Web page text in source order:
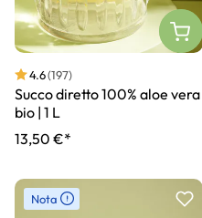
4.6(197)
Succo diretto 100% aloe vera
bio | 1 L
13,50 €*
Nota